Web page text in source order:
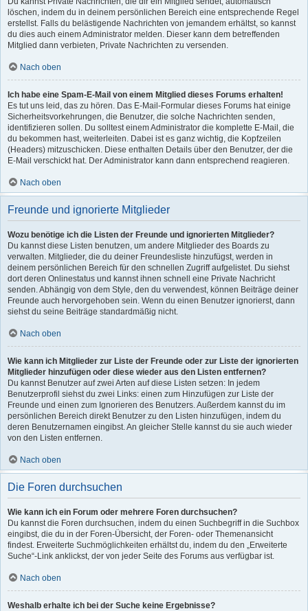
löschen, indem du in deinem persönlichen Bereich eine entsprechende Regel
erstellst. Falls du belästigende Nachrichten von jemandem erhältst, so kannst
du dies auch einem Administrator melden. Dieser kann dem betreffenden
Mitglied dann verbieten, Private Nachrichten zu versenden.
Nach oben
Ich habe eine Spam-E-Mail von einem Mitglied dieses Forums erhalten!
Es tut uns leid, das zu hören. Das E-Mail-Formular dieses Forums hat einige
Sicherheitsvorkehrungen, die Benutzer, die solche Nachrichten senden,
identifizieren sollen. Du solltest einem Administrator die komplette E-Mail, die
du bekommen hast, weiterleiten. Dabei ist es ganz wichtig, die Kopfzeilen
(Headers) mitzuschicken. Diese enthalten Details über den Benutzer, der die
E-Mail verschickt hat. Der Administrator kann dann entsprechend reagieren.
Nach oben
Freunde und ignorierte Mitglieder
Wozu benötige ich die Listen der Freunde und ignorierten Mitglieder?
Du kannst diese Listen benutzen, um andere Mitglieder des Boards zu
verwalten. Mitglieder, die du deiner Freundesliste hinzufügst, werden in
deinem persönlichen Bereich für den schnellen Zugriff aufgelistet. Du siehst
dort deren Onlinestatus und kannst ihnen schnell eine Private Nachricht
senden. Abhängig von dem Style, den du verwendest, können Beiträge deiner
Freunde auch hervorgehoben sein. Wenn du einen Benutzer ignorierst, dann
siehst du seine Beiträge standardmäßig nicht.
Nach oben
Wie kann ich Mitglieder zur Liste der Freunde oder zur Liste der ignorierten
Mitglieder hinzufügen oder diese wieder aus den Listen entfernen?
Du kannst Benutzer auf zwei Arten auf diese Listen setzen: In jedem
Benutzerprofil siehst du zwei Links: einen zum Hinzufügen zur Liste der
Freunde und einen zum Ignorieren des Benutzers. Außerdem kannst du im
persönlichen Bereich direkt Benutzer zu den Listen hinzufügen, indem du
deren Benutzernamen eingibst. An gleicher Stelle kannst du sie auch wieder
von den Listen entfernen.
Nach oben
Die Foren durchsuchen
Wie kann ich ein Forum oder mehrere Foren durchsuchen?
Du kannst die Foren durchsuchen, indem du einen Suchbegriff in die Suchbox
eingibst, die du in der Foren-Übersicht, der Foren- oder Themenansicht
findest. Erweiterte Suchmöglichkeiten erhältst du, indem du den „Erweiterte
Suche“-Link anklickst, der von jeder Seite des Forums aus verfügbar ist.
Nach oben
Weshalb erhalte ich bei der Suche keine Ergebnisse?